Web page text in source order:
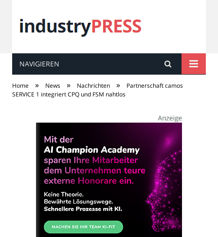
industryPRESS
NAVIGIEREN
Home » News » Nachrichten »
Partnerschaft camos
SERVICE 1 integriert CPQ und FSM nahtlos